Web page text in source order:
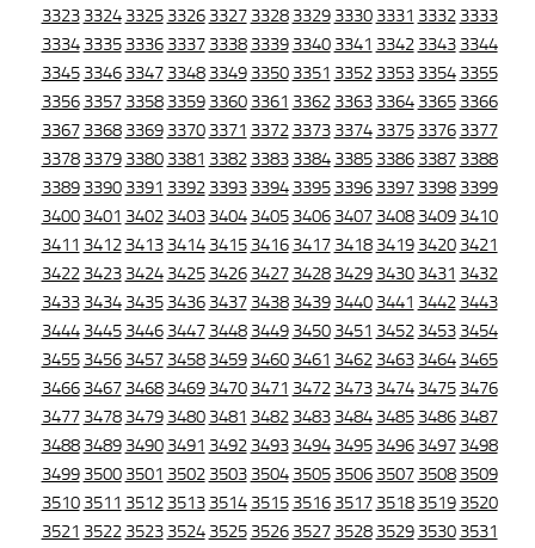
3323 3324 3325 3326 3327 3328 3329 3330 3331 3332 3333
3334 3335 3336 3337 3338 3339 3340 3341 3342 3343 3344
3345 3346 3347 3348 3349 3350 3351 3352 3353 3354 3355
3356 3357 3358 3359 3360 3361 3362 3363 3364 3365 3366
3367 3368 3369 3370 3371 3372 3373 3374 3375 3376 3377
3378 3379 3380 3381 3382 3383 3384 3385 3386 3387 3388
3389 3390 3391 3392 3393 3394 3395 3396 3397 3398 3399
3400 3401 3402 3403 3404 3405 3406 3407 3408 3409 3410
3411 3412 3413 3414 3415 3416 3417 3418 3419 3420 3421
3422 3423 3424 3425 3426 3427 3428 3429 3430 3431 3432
3433 3434 3435 3436 3437 3438 3439 3440 3441 3442 3443
3444 3445 3446 3447 3448 3449 3450 3451 3452 3453 3454
3455 3456 3457 3458 3459 3460 3461 3462 3463 3464 3465
3466 3467 3468 3469 3470 3471 3472 3473 3474 3475 3476
3477 3478 3479 3480 3481 3482 3483 3484 3485 3486 3487
3488 3489 3490 3491 3492 3493 3494 3495 3496 3497 3498
3499 3500 3501 3502 3503 3504 3505 3506 3507 3508 3509
3510 3511 3512 3513 3514 3515 3516 3517 3518 3519 3520
3521 3522 3523 3524 3525 3526 3527 3528 3529 3530 3531